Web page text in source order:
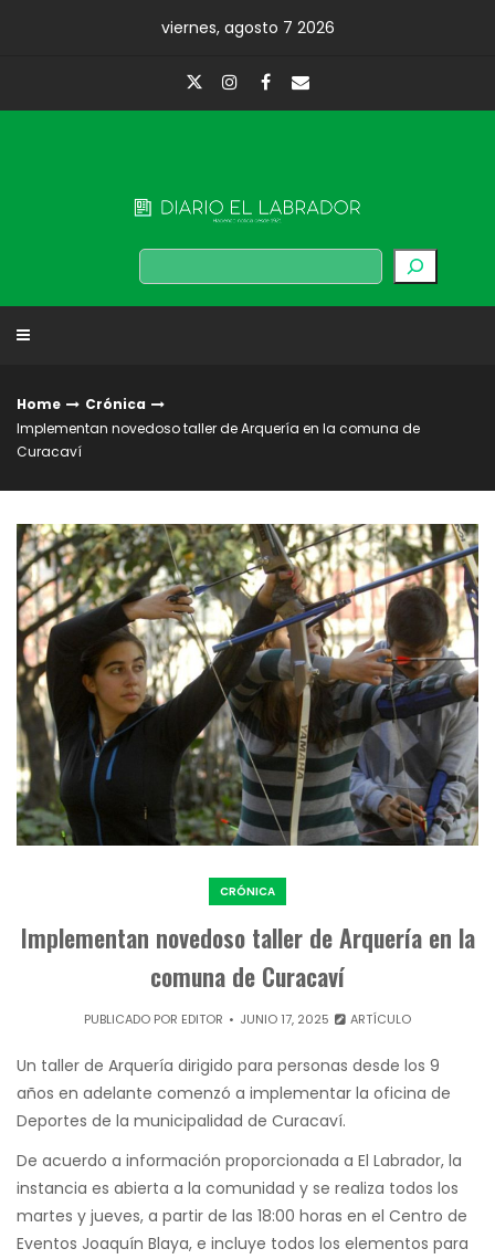
viernes, agosto 7 2026
Buscar
Home
Crónica
Implementan novedoso taller de Arquería en la comuna de
Curacaví
CRÓNICA
Implementan novedoso taller de Arquería en la
comuna de Curacaví
PUBLICADO POR EDITOR JUNIO 17, 2025 ARTÍCULO
Un taller de Arquería dirigido para personas desde los 9
años en adelante comenzó a implementar la oficina de
Deportes de la municipalidad de Curacaví.
De acuerdo a información proporcionada a El Labrador, la
instancia es abierta a la comunidad y se realiza todos los
martes y jueves, a partir de las 18:00 horas en el Centro de
Eventos Joaquín Blaya, e incluye todos los elementos para